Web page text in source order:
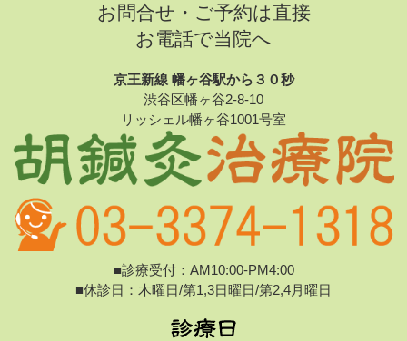
お問合せ・ご予約は直接
お電話で当院へ
京王新線 幡ヶ谷駅から３０秒
渋谷区幡ヶ谷2-8-10
リッシェル幡ヶ谷1001号室
■診療受付：AM10:00-PM4:00
■休診日：木曜日/第1,3日曜日/第2,4月曜日